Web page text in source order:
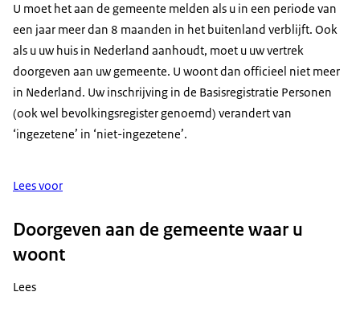
U moet het aan de gemeente melden als u in een periode van
een jaar meer dan 8 maanden in het buitenland verblijft. Ook
als u uw huis in Nederland aanhoudt, moet u uw vertrek
doorgeven aan uw gemeente. U woont dan officieel niet meer
in Nederland. Uw inschrijving in de Basisregistratie Personen
(ook wel bevolkingsregister genoemd) verandert van
‘ingezetene’ in ‘niet-ingezetene’.
Lees voor
Doorgeven aan de gemeente waar u
woont
Lees